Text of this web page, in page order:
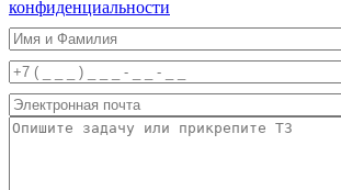
конфиденциальности